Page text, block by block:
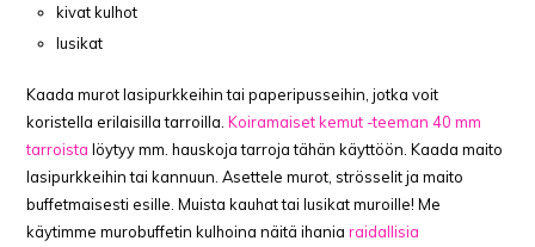
kivat kulhot
lusikat
Kaada murot lasipurkkeihin tai paperipusseihin, jotka voit
koristella erilaisilla tarroilla.Koiramaiset kemut -teeman 40 mm
tarroista löytyy mm. hauskoja tarroja tähän käyttöön. Kaada maito
lasipurkkeihin tai kannuun. Asettele murot, strösselit ja maito
buffetmaisesti esille. Muista kauhat tai lusikat muroille! Me
käytimme murobuffetin kulhoina näitä ihaniaraidallisia